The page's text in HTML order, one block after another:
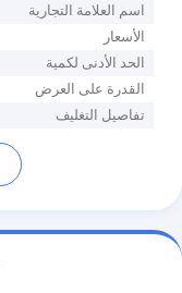
اسم العلامة التجارية
الأسعار
الحد الأدنى لكمية
القدرة على العرض
تفاصيل التغليف